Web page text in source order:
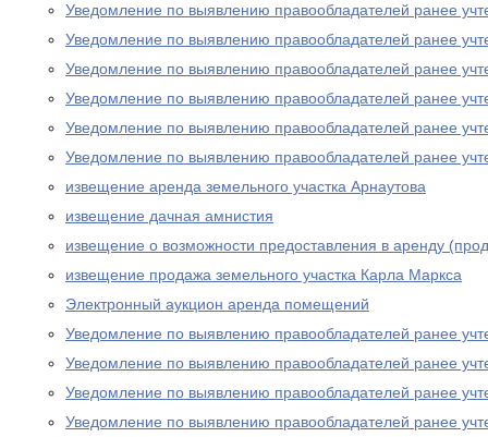
Уведомление по выявлению правообладателей ранее
Уведомление по выявлению правообладателей ранее
Уведомление по выявлению правообладателей ранее
Уведомление по выявлению правообладателей ранее
Уведомление по выявлению правообладателей ранее
Уведомление по выявлению правообладателей ранее
извещение аренда земельного участка Арнаутова
извещение дачная амнистия
извещение о возможности предоставления в аренду
извещение продажа земельного участка Карла Маркса
Электронный аукцион аренда помещений
Уведомление по выявлению правообладателей ранее
Уведомление по выявлению правообладателей ранее
Уведомление по выявлению правообладателей ранее
Уведомление по выявлению правообладателей ранее